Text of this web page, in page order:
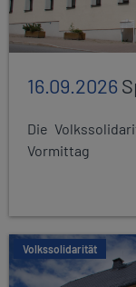
16.09.2026
Die
Vormittag
Volkssolidarität